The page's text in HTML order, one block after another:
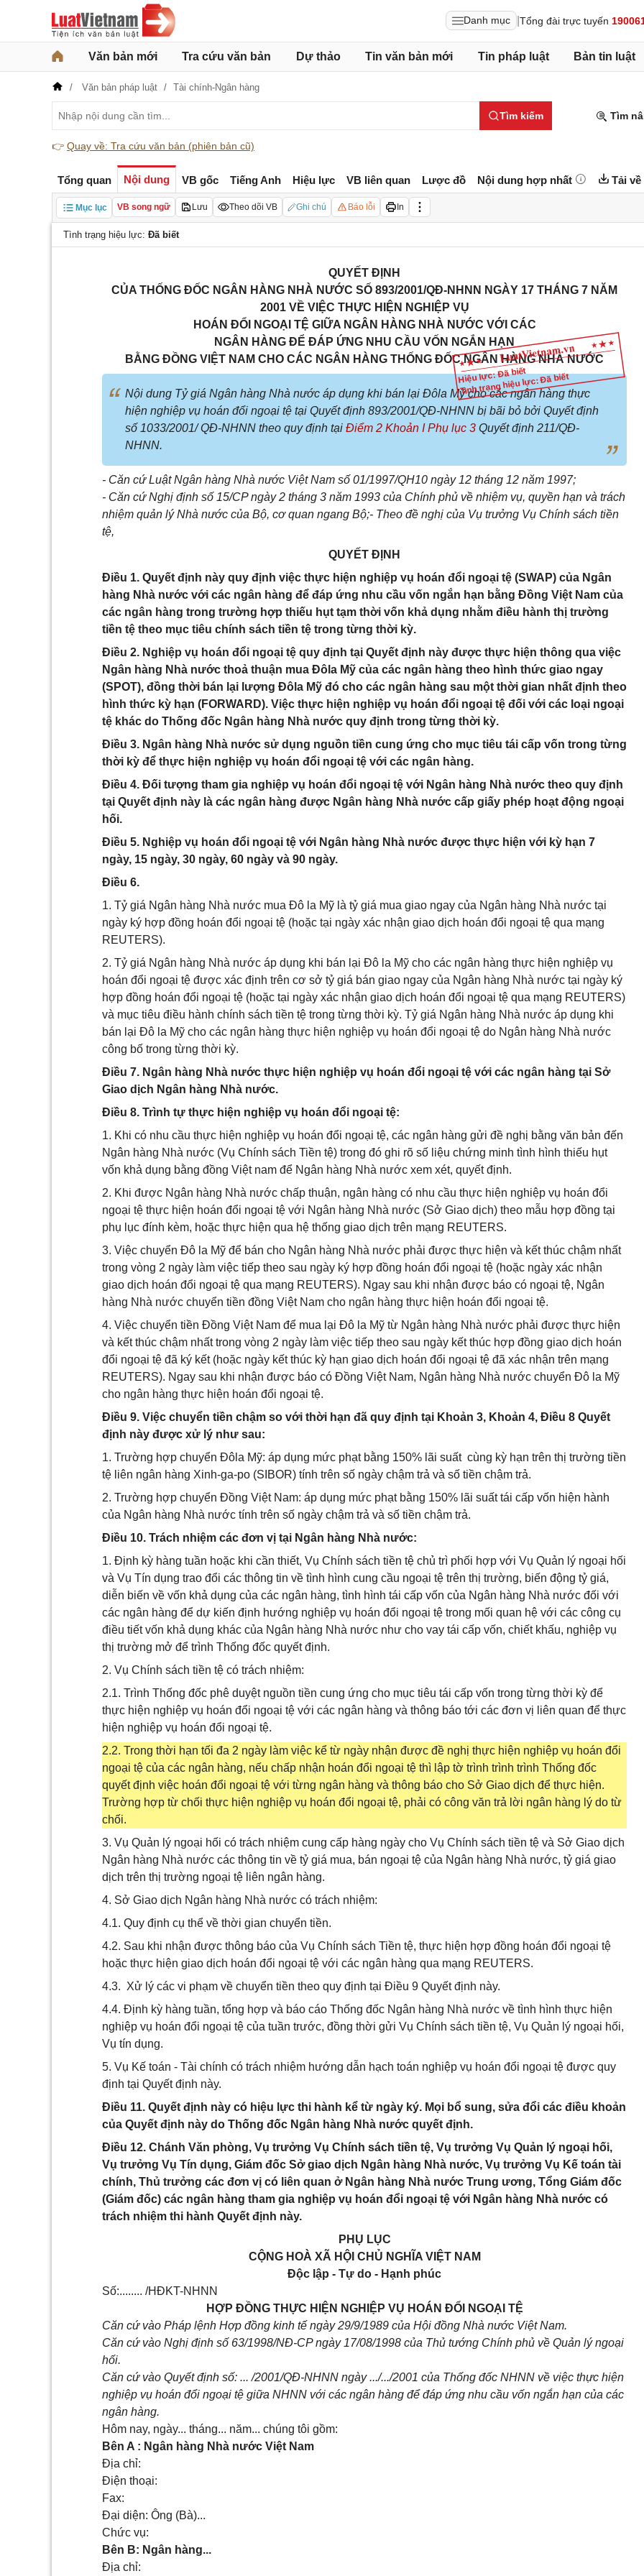
Danh mục Tổng đài trực tuyến
Văn bản mới Tra cứu văn bản Dự thảo Tin văn bản mới Tin pháp luật Bản tin luật
Văn bản pháp luật Tài chính-Ngân hàng
Tìm kiếm Tìm
👉 Quay về: Tra cứu văn bản (phiên bản cũ)
Tổng quan Nội dung VB gốc Tiếng Anh Hiệu lực VB liên quan Lược đồ Nội dung hợp nhất Tải về
Mục lục VB song ngữ Lưu Theo dõi VB Ghi chú Báo lỗi In
Tình trạng hiệu lực: Đã biết
Hiệu lực: Đã biết
Tình trạng hiệu lực: Đã biết
QUYẾT ĐỊNH
CỦA THỐNG ĐỐC NGÂN HÀNG NHÀ NƯỚC SỐ 893/2001/QĐ-NHNN NGÀY 17 THÁNG 7 NĂM
2001 VỀ VIỆC THỰC HIỆN NGHIỆP VỤ
HOÁN ĐỔI NGOẠI TỆ GIỮA NGÂN HÀNG NHÀ NƯỚC VỚI CÁC
NGÂN HÀNG ĐỂ ĐÁP ỨNG NHU CẦU VỐN NGẮN HẠN
BẰNG ĐỒNG VIỆT NAM CHO CÁC NGÂN HÀNG THỐNG ĐỐC NGÂN HÀNG NHÀ NƯỚC
Nội dung Tỷ giá Ngân hàng Nhà nước áp dụng khi bán lại Đôla Mỹ cho các ngân hàng thực
hiện nghiệp vụ hoán đổi ngoại tệ tại Quyết định 893/2001/QĐ-NHNN bị bãi bỏ bởi Quyết định
số 1033/2001/ QĐ-NHNN theo quy định tại Điểm 2 Khoản I Phụ lục 3 Quyết định 211/QĐ-
NHNN.
- Căn cứ Luật Ngân hàng Nhà nước Việt Nam số 01/1997/QH10 ngày 12 tháng 12 năm 1997;
- Căn cứ Nghị định số 15/CP ngày 2 tháng 3 năm 1993 của Chính phủ về nhiệm vụ, quyền hạn và trách
nhiệm quản lý Nhà nước của Bộ, cơ quan ngang Bộ;- Theo đề nghị của Vụ trưởng Vụ Chính sách tiền
tệ,
QUYẾT ĐỊNH
Điều 1. Quyết định này quy định việc thực hiện nghiệp vụ hoán đổi ngoại tệ (SWAP) của Ngân
hàng Nhà nước với các ngân hàng để đáp ứng nhu cầu vốn ngắn hạn bằng Đồng Việt Nam của
các ngân hàng trong trường hợp thiếu hụt tạm thời vốn khả dụng nhằm điều hành thị trường
tiền tệ theo mục tiêu chính sách tiền tệ trong từng thời kỳ.
Điều 2. Nghiệp vụ hoán đổi ngoại tệ quy định tại Quyết định này được thực hiện thông qua việc
Ngân hàng Nhà nước thoả thuận mua Đôla Mỹ của các ngân hàng theo hình thức giao ngay
(SPOT), đồng thời bán lại lượng Đôla Mỹ đó cho các ngân hàng sau một thời gian nhất định theo
hình thức kỳ hạn (FORWARD). Việc thực hiện nghiệp vụ hoán đổi ngoại tệ đối với các loại ngoại
tệ khác do Thống đốc Ngân hàng Nhà nước quy định trong từng thời kỳ.
Điều 3. Ngân hàng Nhà nước sử dụng nguồn tiền cung ứng cho mục tiêu tái cấp vốn trong từng
thời kỳ để thực hiện nghiệp vụ hoán đổi ngoại tệ với các ngân hàng.
Điều 4. Đối tượng tham gia nghiệp vụ hoán đổi ngoại tệ với Ngân hàng Nhà nước theo quy định
tại Quyết định này là các ngân hàng được Ngân hàng Nhà nước cấp giấy phép hoạt động ngoại
hối.
Điều 5. Nghiệp vụ hoán đổi ngoại tệ với Ngân hàng Nhà nước được thực hiện với kỳ hạn 7
ngày, 15 ngày, 30 ngày, 60 ngày và 90 ngày.
Điều 6.
1. Tỷ giá Ngân hàng Nhà nước mua Đô la Mỹ là tỷ giá mua giao ngay của Ngân hàng Nhà nước tại
ngày ký hợp đồng hoán đổi ngoại tệ (hoặc tại ngày xác nhận giao dịch hoán đổi ngoại tệ qua mạng
REUTERS).
2. Tỷ giá Ngân hàng Nhà nước áp dụng khi bán lại Đô la Mỹ cho các ngân hàng thực hiện nghiệp vụ
hoán đổi ngoại tệ được xác định trên cơ sở tỷ giá bán giao ngay của Ngân hàng Nhà nước tại ngày ký
hợp đồng hoán đổi ngoại tệ (hoặc tại ngày xác nhận giao dịch hoán đổi ngoại tệ qua mạng REUTERS)
và mục tiêu điều hành chính sách tiền tệ trong từng thời kỳ. Tỷ giá Ngân hàng Nhà nước áp dụng khi
bán lại Đô la Mỹ cho các ngân hàng thực hiện nghiệp vụ hoán đổi ngoại tệ do Ngân hàng Nhà nước
công bố trong từng thời kỳ.
Điều 7. Ngân hàng Nhà nước thực hiện nghiệp vụ hoán đổi ngoại tệ với các ngân hàng tại Sở
Giao dịch Ngân hàng Nhà nước.
Điều 8. Trình tự thực hiện nghiệp vụ hoán đổi ngoại tệ:
1. Khi có nhu cầu thực hiện nghiệp vụ hoán đổi ngoại tệ, các ngân hàng gửi đề nghị bằng văn bản đến
Ngân hàng Nhà nước (Vụ Chính sách Tiền tệ) trong đó ghi rõ số liệu chứng minh tình hình thiếu hụt
vốn khả dụng bằng đồng Việt nam để Ngân hàng Nhà nước xem xét, quyết định.
2. Khi được Ngân hàng Nhà nước chấp thuận, ngân hàng có nhu cầu thực hiện nghiệp vụ hoán đổi
ngoại tệ thực hiện hoán đổi ngoại tệ với Ngân hàng Nhà nước (Sở Giao dịch) theo mẫu hợp đồng tại
phụ lục đính kèm, hoặc thực hiện qua hệ thống giao dịch trên mạng REUTERS.
3. Việc chuyển Đô la Mỹ để bán cho Ngân hàng Nhà nước phải được thực hiện và kết thúc chậm nhất
trong vòng 2 ngày làm việc tiếp theo sau ngày ký hợp đồng hoán đổi ngoại tệ (hoặc ngày xác nhận
giao dịch hoán đổi ngoại tệ qua mạng REUTERS). Ngay sau khi nhận được báo có ngoại tệ, Ngân
hàng Nhà nước chuyển tiền đồng Việt Nam cho ngân hàng thực hiện hoán đổi ngoại tệ.
4. Việc chuyển tiền Đồng Việt Nam để mua lại Đô la Mỹ từ Ngân hàng Nhà nước phải được thực hiện
và kết thúc chậm nhất trong vòng 2 ngày làm việc tiếp theo sau ngày kết thúc hợp đồng giao dịch hoán
đổi ngoại tệ đã ký kết (hoặc ngày kết thúc kỳ hạn giao dịch hoán đổi ngoại tệ đã xác nhận trên mạng
REUTERS). Ngay sau khi nhận được báo có Đồng Việt Nam, Ngân hàng Nhà nước chuyển Đô la Mỹ
cho ngân hàng thực hiện hoán đổi ngoại tệ.
Điều 9. Việc chuyển tiền chậm so với thời hạn đã quy định tại Khoản 3, Khoản 4, Điều 8 Quyết
định này được xử lý như sau:
1. Trường hợp chuyển Đôla Mỹ: áp dụng mức phạt bằng 150% lãi suất cùng kỳ hạn trên thị trường tiền
tệ liên ngân hàng Xinh-ga-po (SIBOR) tính trên số ngày chậm trả và số tiền chậm trả.
2. Trường hợp chuyển Đồng Việt Nam: áp dụng mức phạt bằng 150% lãi suất tái cấp vốn hiện hành
của Ngân hàng Nhà nước tính trên số ngày chậm trả và số tiền chậm trả.
Điều 10. Trách nhiệm các đơn vị tại Ngân hàng Nhà nước:
1. Định kỳ hàng tuần hoặc khi cần thiết, Vụ Chính sách tiền tệ chủ trì phối hợp với Vụ Quản lý ngoại hối
và Vụ Tín dụng trao đổi các thông tin về tình hình cung cầu ngoại tệ trên thị trường, biến động tỷ giá,
diễn biến về vốn khả dụng của các ngân hàng, tình hình tái cấp vốn của Ngân hàng Nhà nước đối với
các ngân hàng để dự kiến định hướng nghiệp vụ hoán đổi ngoại tệ trong mối quan hệ với các công cụ
điều tiết vốn khả dụng khác của Ngân hàng Nhà nước như cho vay tái cấp vốn, chiết khấu, nghiệp vụ
thị trường mở để trình Thống đốc quyết định.
2. Vụ Chính sách tiền tệ có trách nhiệm:
2.1. Trình Thống đốc phê duyệt nguồn tiền cung ứng cho mục tiêu tái cấp vốn trong từng thời kỳ để
thực hiện nghiệp vụ hoán đổi ngoại tệ với các ngân hàng và thông báo tới các đơn vị liên quan để thực
hiện nghiệp vụ hoán đổi ngoại tệ.
2.2. Trong thời hạn tối đa 2 ngày làm việc kể từ ngày nhận được đề nghị thực hiện nghiệp vụ hoán đổi
ngoại tệ của các ngân hàng, nếu chấp nhận hoán đổi ngoại tệ thì lập tờ trình trình trình Thống đốc
quyết định việc hoán đổi ngoại tệ với từng ngân hàng và thông báo cho Sở Giao dịch để thực hiện.
Trường hợp từ chối thực hiện nghiệp vụ hoán đổi ngoại tệ, phải có công văn trả lời ngân hàng lý do từ
chối.
3. Vụ Quản lý ngoại hối có trách nhiệm cung cấp hàng ngày cho Vụ Chính sách tiền tệ và Sở Giao dịch
Ngân hàng Nhà nước các thông tin về tỷ giá mua, bán ngoại tệ của Ngân hàng Nhà nước, tỷ giá giao
dịch trên thị trường ngoại tệ liên ngân hàng.
4. Sở Giao dịch Ngân hàng Nhà nước có trách nhiệm:
4.1. Quy định cụ thể về thời gian chuyển tiền.
4.2. Sau khi nhận được thông báo của Vụ Chính sách Tiền tệ, thực hiện hợp đồng hoán đổi ngoại tệ
hoặc thực hiện giao dịch hoán đổi ngoại tệ với các ngân hàng qua mạng REUTERS.
4.3. Xử lý các vi phạm về chuyển tiền theo quy định tại Điều 9 Quyết định này.
4.4. Định kỳ hàng tuần, tổng hợp và báo cáo Thống đốc Ngân hàng Nhà nước về tình hình thực hiện
nghiệp vụ hoán đổi ngoại tệ của tuần trước, đồng thời gửi Vụ Chính sách tiền tệ, Vụ Quản lý ngoại hối,
Vụ tín dụng.
5. Vụ Kế toán - Tài chính có trách nhiệm hướng dẫn hạch toán nghiệp vụ hoán đổi ngoại tệ được quy
định tại Quyết định này.
Điều 11. Quyết định này có hiệu lực thi hành kể từ ngày ký. Mọi bổ sung, sửa đổi các điều khoản
của Quyết định này do Thống đốc Ngân hàng Nhà nước quyết định.
Điều 12. Chánh Văn phòng, Vụ trưởng Vụ Chính sách tiền tệ, Vụ trưởng Vụ Quản lý ngoại hối,
Vụ trưởng Vụ Tín dụng, Giám đốc Sở giao dịch Ngân hàng Nhà nước, Vụ trưởng Vụ Kế toán tài
chính, Thủ trưởng các đơn vị có liên quan ở Ngân hàng Nhà nước Trung ương, Tổng Giám đốc
(Giám đốc) các ngân hàng tham gia nghiệp vụ hoán đổi ngoại tệ với Ngân hàng Nhà nước có
trách nhiệm thi hành Quyết định này.
PHỤ LỤC
CỘNG HOÀ XÃ HỘI CHỦ NGHĨA VIỆT NAM
Độc lập - Tự do - Hạnh phúc
Số:........ /HĐKT-NHNN
HỢP ĐỒNG THỰC HIỆN NGHIỆP VỤ HOÁN ĐỔI NGOẠI TỆ
Căn cứ vào Pháp lệnh Hợp đồng kinh tế ngày 29/9/1989 của Hội đồng Nhà nước Việt Nam.
Căn cứ vào Nghị định số 63/1998/NĐ-CP ngày 17/08/1998 của Thủ tướng Chính phủ về Quản lý ngoại
hối.
Căn cứ vào Quyết định số: ... /2001/QĐ-NHNN ngày .../.../2001 của Thống đốc NHNN về việc thực hiện
nghiệp vụ hoán đổi ngoại tệ giữa NHNN với các ngân hàng để đáp ứng nhu cầu vốn ngắn hạn của các
ngân hàng.
Hôm nay, ngày... tháng... năm... chúng tôi gồm:
Bên A : Ngân hàng Nhà nước Việt Nam
Địa chỉ:
Điện thoại:
Fax:
Đại diện: Ông (Bà)...
Chức vụ:
Bên B: Ngân hàng...
Địa chỉ: